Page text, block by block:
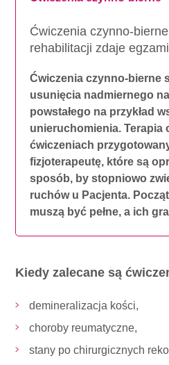
Ćwiczenia czynno-
rehabilitacji zdaje
Ćwiczenia czynno-bierne
usunięcia nadmiernego
powstałego na przykład
unieruchomienia. Terapia
ćwiczeniach
fizjoterapeutę, które są
sposób, by stopniowo
ruchów u Pacjenta.
muszą być pełne, a ich
Kiedy zalecane są
demineralizacja kości,
choroby reumatyczne,
stany po chirurgicznych